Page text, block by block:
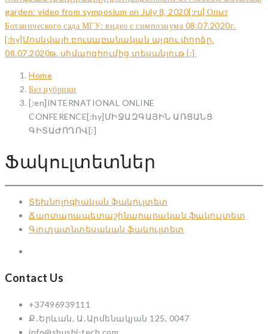
garden: video from symposium on July 8, 2020[:ru] Опыт
Ботанического сада МГУ: видео с симпозиума 08.07.2020г.
[:hy]Մոսկվայի բուսաբանական այգու փորձը.
08.07.2020թ. սիմպոզիումից տեսանյութ [:]
Home
Без рубрики
[:en]INTERNATIONAL ONLINE
CONFERENCE[:hy]ՄԻՋԱԶԳԱՅԻՆ ԱՌՑԱՆՑ
ԳԻՏԱԺՈՂՈՎ[:]
Ֆակուլտետներ
Տեխնոլոգիական ֆակուլտետ
Ճարտարապետաշինարարական ֆակուլտետ
Գյուղատնտեսական ֆակուլտետ
Contact Us
+37496939111
Ք․Երևան, Ա․Արմենակյան 125, 0047
info@shushi-tech.com